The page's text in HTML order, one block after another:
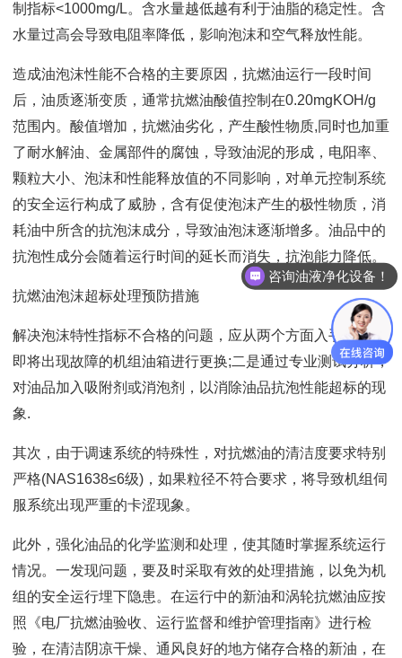
制指标<1000mg/L。含水量越低越有利于油脂的稳定性。含
水量过高会导致电阻率降低，影响泡沫和空气释放性能。
造成油泡沫性能不合格的主要原因，抗燃油运行一段时间
后，油质逐渐变质，通常抗燃油酸值控制在0.20mgKOH/g
范围内。酸值增加，抗燃油劣化，产生酸性物质,同时也加重
了耐水解油、金属部件的腐蚀，导致油泥的形成，电阳率、
颗粒大小、泡沫和性能释放值的不同影响，对单元控制系统
的安全运行构成了威胁，含有促使泡沫产生的极性物质，消
耗油中所含的抗泡沫成分，导致油泡沫逐渐增多。油品中的
抗泡性成分会随着运行时间的延长而消失，抗泡能力降低。
抗燃油泡沫超标处理预防措施
解决泡沫特性指标不合格的问题，应从两个方面入手:一是对
即将出现故障的机组油箱进行更换;二是通过专业测试分析，
对油品加入吸附剂或消泡剂，以消除油品抗泡性能超标的现
象.
其次，由于调速系统的特殊性，对抗燃油的清洁度要求特别
严格(NAS1638≤6级)，如果粒径不符合要求，将导致机组伺
服系统出现严重的卡涩现象。
此外，强化油品的化学监测和处理，使其随时掌握系统运行
情况。一发现问题，要及时采取有效的处理措施，以免为机
组的安全运行埋下隐患。在运行中的新油和涡轮抗燃油应按
照《电厂抗燃油验收、运行监督和维护管理指南》进行检
验，在清洁阴凉干燥、通风良好的地方储存合格的新油，在
咨询油液净化设备！